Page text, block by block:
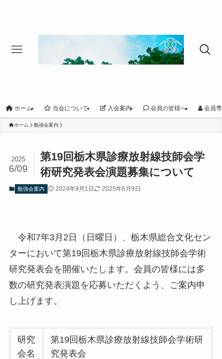
ホーム 当会について 入会案内 会員の皆様へ 会員
ホーム 勉強会案内
第19回栃木県診療放射線技師会学
術研究発表会演題募集について
2025
6/09
勉強会案内 2024年9月1日 2025年6月9日
令和7年3月2日（日曜日）、栃木県総合文化セン
ターにおいて第19回栃木県診療放射線技師会学術
研究発表会を開催いたします。会員の皆様には多
数の研究発表演題を応募いただくよう、ご案内申
し上げます。
研究
会名
第19回栃木県診療放射線技師会学術研
究発表会